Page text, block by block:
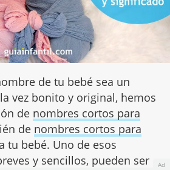
de tu bebé sea un
vez bonito y original, hemos
de nombres cortos para
de nombres cortos para
tu bebé. Uno de esos
y sencillos, pueden ser
Ad